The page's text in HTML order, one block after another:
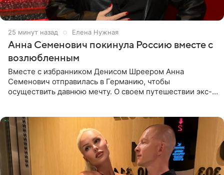
25 минут назад Елена Нужная
Анна Семенович покинула Россию вместе с
возлюбленным
Вместе с избранником Денисом Шреером Анна
Семенович отправилась в Германию, чтобы
осуществить давнюю мечту. О своем путешествии экс-